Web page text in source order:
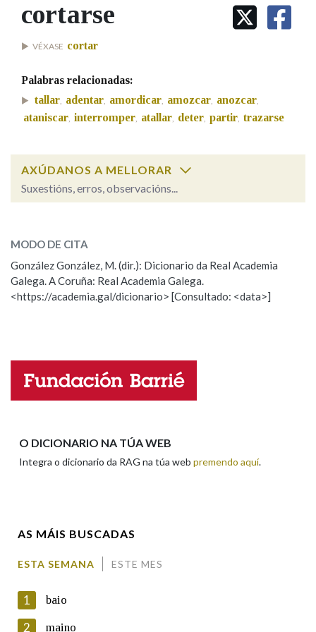
IDENTIDADE CORPORATIVA
MARCIAL DEL ADALID
FIGURAS HOMENAXEADAS
PORTAL DAS PALABRAS
Facebook
TwitterYoutubeInstagram
Bluesky
BUSCAR NOS LEMAS
Comeza por
Remata por
Contén
Nas definicións
Nos exemplos
Marcas gramaticais
LIMPAR
cortarse
VÉXASE cortar
Palabras relacionadas:
tallar, adentar, amordicar, amozcar, anozcar,
ataniscar, interromper, atallar, deter, partir, trazarse
AXÚDANOS A MELLORAR
Suxestións, erros, observacións...
ESCOLLE UNHA OPCIÓN:
Observación Hai un erro na palabra
Propoño mellorar a definición
Nome
MODO DE CITA
González González, M. (dir.): Dicionario da Real Academia
Galega. A Coruña: Real Academia Galega.
<https://academia.gal/dicionario> [Consultado: <data>]
O DICIONARIO NA TÚA WEB
Integra o dicionario da RAG na túa web premendo aquí.
AS MÁIS BUSCADAS
ESTA SEMANA ESTE MES
1 baio
2 maino